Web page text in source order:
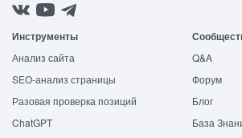
Инструменты
Анализ сайта
SEO-анализ страницы
Разовая проверка позиций
ChatGPT
Q&A
Форум
Блог
База